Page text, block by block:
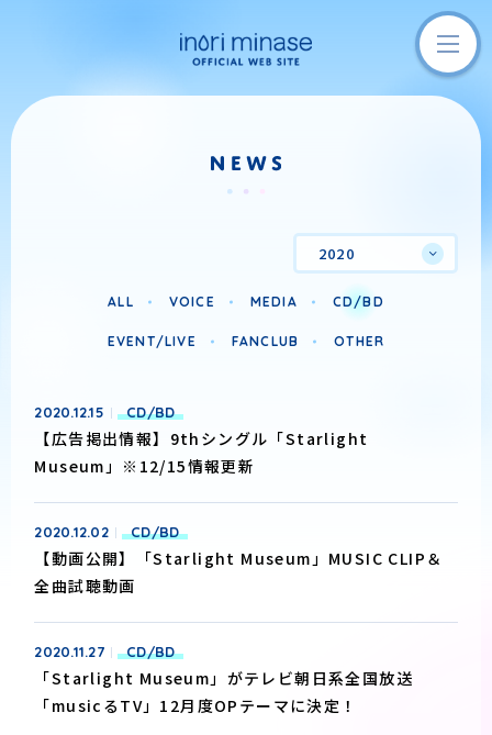
2020
ALL VOICE MEDIA CD/BD
EVENT/LIVE FANCLUB OTHER
2020.12.15 CD/BD
【広告掲出情報】9thシングル「Starlight
Museum」※12/15情報更新
2020.12.02 CD/BD
【動画公開】「Starlight Museum」MUSIC CLIP＆
全曲試聴動画
2020.11.27 CD/BD
「Starlight Museum」がテレビ朝日系全国放送
「musicるTV」12月度OPテーマに決定！